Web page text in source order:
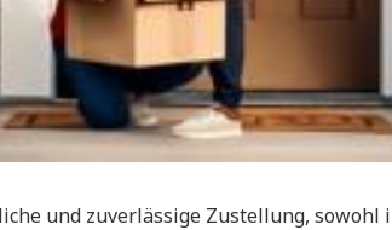
und zuverlässige Zustellung, sowohl